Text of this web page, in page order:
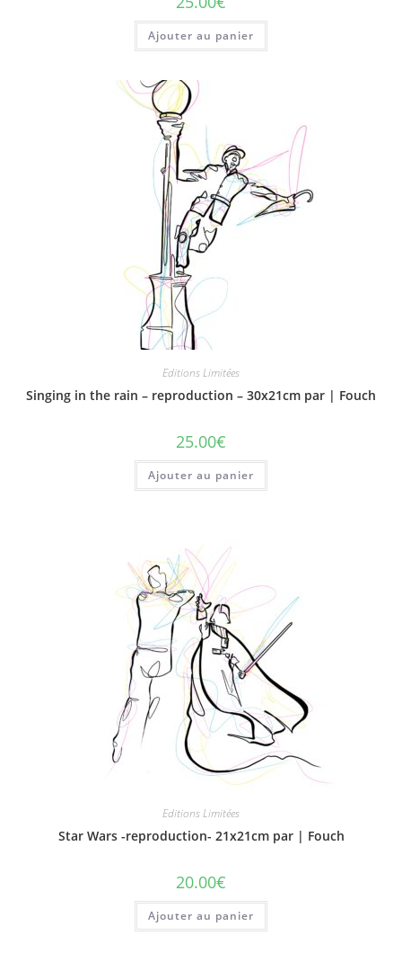
Ajouter au panier
Editions Limitées
Singing in the rain – reproduction – 30x21cm par | Fouch
25.00€
Ajouter au panier
Editions Limitées
Star Wars -reproduction- 21x21cm par | Fouch
20.00€
Ajouter au panier